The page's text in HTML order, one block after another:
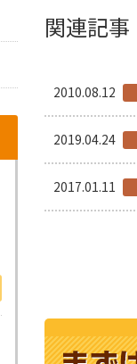
関連記事
2010.08.12
2019.04.24
2017.01.11